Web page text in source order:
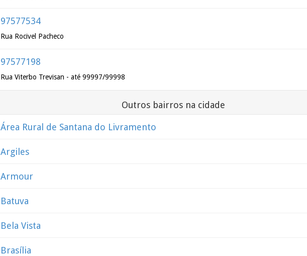
97577534
Rua Rocivel Pacheco
97577198
Rua Viterbo Trevisan - até 99997/99998
Outros bairros na cidade
Área Rural de Santana do Livramento
Argiles
Armour
Batuva
Bela Vista
Brasília